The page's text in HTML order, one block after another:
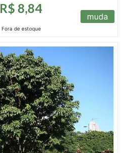
R$ 8,84
Fora de estoque
muda